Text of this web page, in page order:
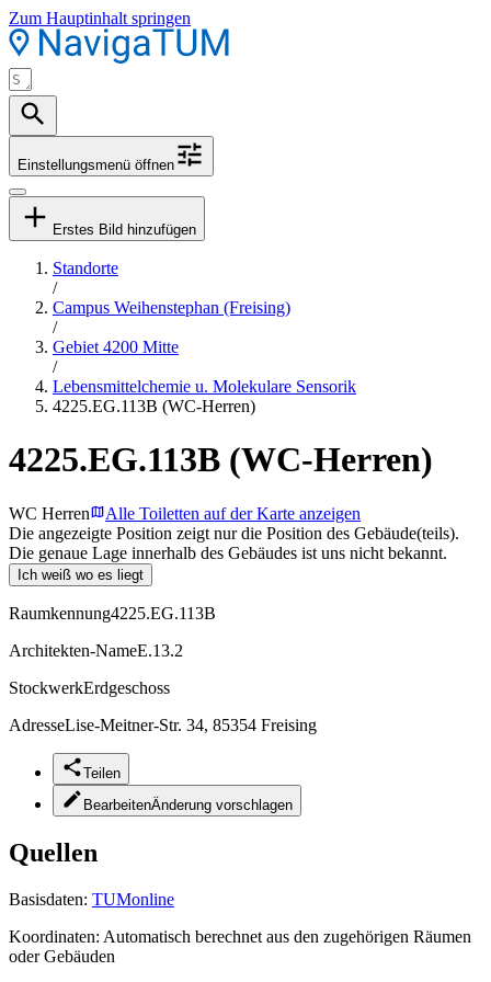
Zum Hauptinhalt springen
Einstellungsmenü öffnen
Erstes Bild hinzufügen
Standorte
/
Campus Weihenstephan (Freising)
/
Gebiet 4200 Mitte
/
Lebensmittelchemie u. Molekulare Sensorik
4225.EG.113B (WC-Herren)
4225.EG.113B (WC-Herren)
WC Herren
Alle Toiletten auf der Karte anzeigen
Die angezeigte Position zeigt nur die Position des Gebäude(teils).
Die genaue Lage innerhalb des Gebäudes ist uns nicht bekannt.
Ich weiß wo es liegt
Raumkennung4225.EG.113B
Architekten-NameE.13.2
StockwerkErdgeschoss
AdresseLise-Meitner-Str. 34, 85354 Freising
Teilen
BearbeitenÄnderung vorschlagen
Quellen
Basisdaten: TUMonline
Koordinaten: Automatisch berechnet aus den zugehörigen Räumen
oder Gebäuden